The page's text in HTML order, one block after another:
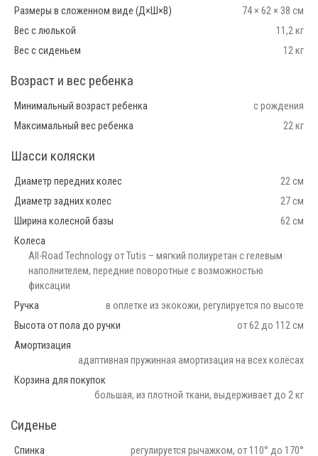
Размеры в сложенном виде (Д×Ш×В)
74 × 62 × 38 см
Вес с люлькой
11,2 кг
Вес с сиденьем
12 кг
Возраст и вес ребенка
Минимальный возраст ребенка
с рождения
Максимальный вес ребенка
22 кг
Шасси коляски
Диаметр передних колес
22 см
Диаметр задних колес
27 см
Ширина колесной базы
62 см
Колеса
All-Road Technology от Tutis – мягкий полиуретан с гелевым
наполнителем, передние поворотные с возможностью
фиксации
Ручка
в оплетке из экокожи, регулируется по высоте
Высота от пола до ручки
от 62 до 112 см
Амортизация
адаптивная пружинная амортизация на всех колёсах
Корзина для покупок
большая, из плотной ткани, выдерживает до 2 кг
Сиденье
Спинка регулируется рычажком, от 110° до 170°